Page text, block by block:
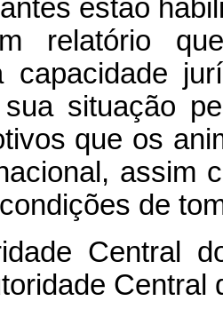
estão
relatório
capacidade
situação
que os
assim
de
Central
Central